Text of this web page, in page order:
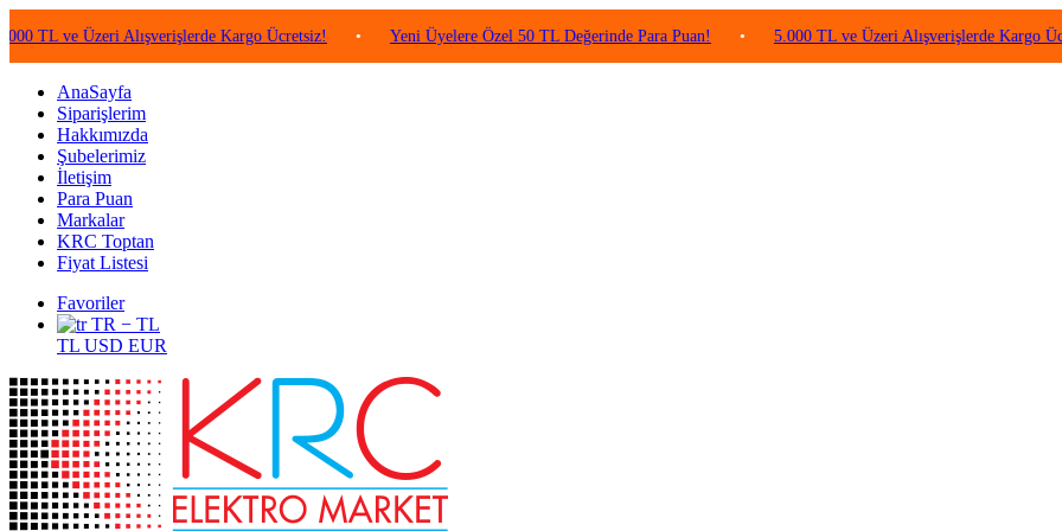
ve Üzeri Alışverişlerde Kargo Ücretsiz! • Yeni Üyelere Özel 50 TL Değerinde Para Puan! • 5.000 TL ve Üzeri Alışverişlerde Kargo Ücretsiz!
AnaSayfa
Siparişlerim
Hakkımızda
Şubelerimiz
İletişim
Para Puan
Markalar
KRC Toptan
Fiyat Listesi
Favoriler
TR − TL
TL USD EUR